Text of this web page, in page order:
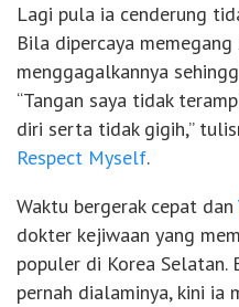
Lagi pula ia cenderung
Bila dipercaya
menggagalkannya
“Tangan saya tidak
diri serta tidak gigih,”
Respect Myself.
Waktu bergerak cepat dan
dokter kejiwaan yang
populer di Korea Selatan.
pernah dialaminya, kini ia